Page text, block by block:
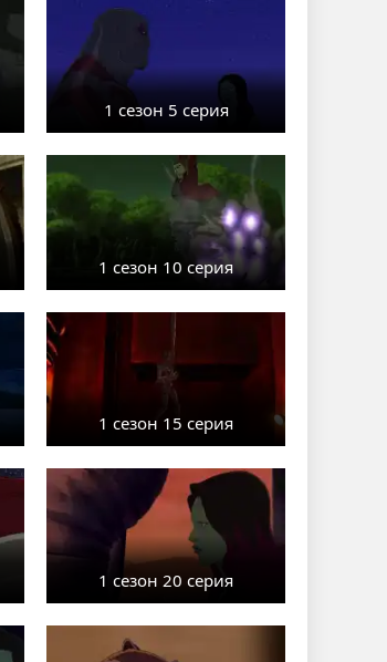
1 сезон 5 серия
1 сезон 10 серия
1 сезон 15 серия
1 сезон 20 серия